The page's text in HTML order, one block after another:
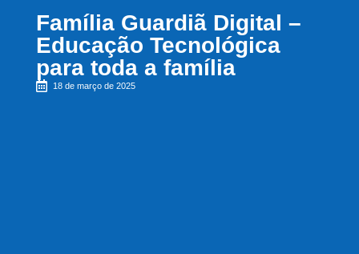
Família Guardiã Digital –
Educação Tecnológica
para toda a família
18 de março de 2025